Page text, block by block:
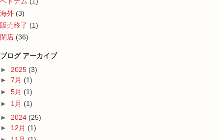
海外 (3)
販売終了 (1)
閉店 (36)
ブログ アーカイブ
► 2025 (3)
► 7月 (1)
► 5月 (1)
► 1月 (1)
► 2024 (25)
► 12月 (1)